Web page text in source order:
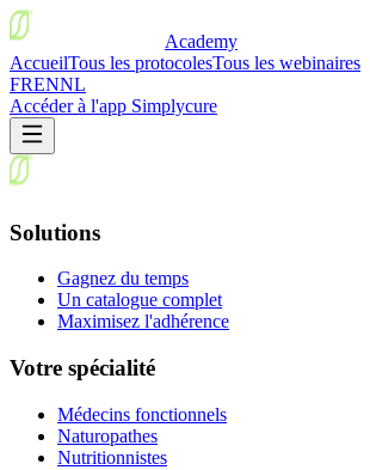
Academy
AccueilTous les protocolesTous les webinaires
FRENNL
Accéder à l'app Simplycure
Solutions
Gagnez du temps
Un catalogue complet
Maximisez l'adhérence
Votre spécialité
Médecins fonctionnels
Naturopathes
Nutritionnistes